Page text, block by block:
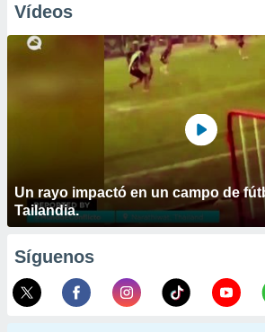
Vídeos
Un rayo impactó en un campo de
Tailandia.
Síguenos